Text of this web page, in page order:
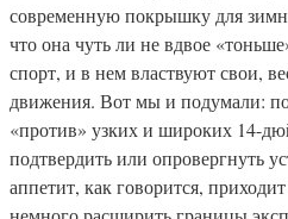
современную покрышку для
что она чуть ли не вдвое
спорт, и в нем властвуют свои,
движения. Вот мы и подумали:
«против» узких и широких 14-
подтвердить или опровергнуть
аппетит, как говорится,